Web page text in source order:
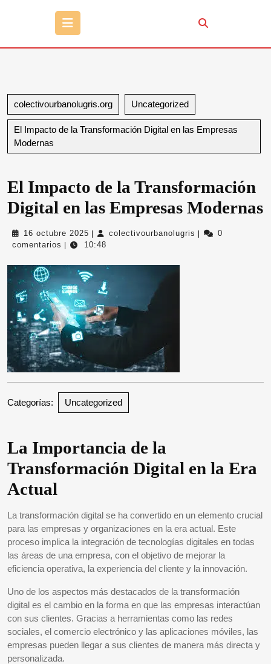
Botón
colectivourbanolugris.org Uncategorized
El Impacto de la Transformación Digital en las Empresas
Modernas
El Impacto de la Transformación
Digital en las Empresas Modernas
16 octubre 2025 16
octubre
colectivourbanolugris
0
comentarios
10:48
Categorías: Uncategorized
La Importancia de la
Transformación Digital en la Era
Actual
La transformación digital se ha convertido en un elemento crucial
para las empresas y organizaciones en la era actual. Este
proceso implica la integración de tecnologías digitales en todas
las áreas de una empresa, con el objetivo de mejorar la
eficiencia operativa, la experiencia del cliente y la innovación.
Uno de los aspectos más destacados de la transformación
digital es el cambio en la forma en que las empresas interactúan
con sus clientes. Gracias a herramientas como las redes
sociales, el comercio electrónico y las aplicaciones móviles, las
empresas pueden llegar a sus clientes de manera más directa y
personalizada.